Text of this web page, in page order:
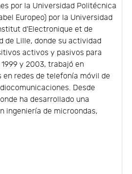
por la Universidad Politécnica
Europeo) por la Universidad
d’Electronique et de
de Lille, donde su actividad
activos y pasivos para
y 2003, trabajó en
en redes de telefonía móvil de
Desde
ha desarrollado una
ingeniería de microondas,